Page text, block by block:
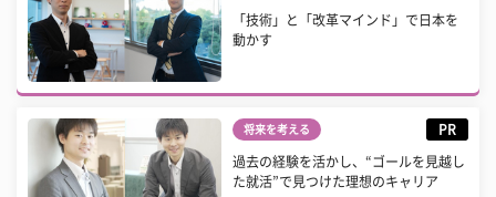
「技術」と「改革マインド」で日本を
動かす
将来を考える PR
過去の経験を活かし、“ゴールを見越し
た就活”で見つけた理想のキャリア